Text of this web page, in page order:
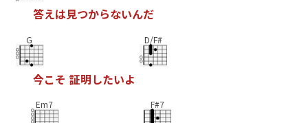
答えは見つからないんだ
G
今こそ 証明したいよ
D/F#
Em7 F#7